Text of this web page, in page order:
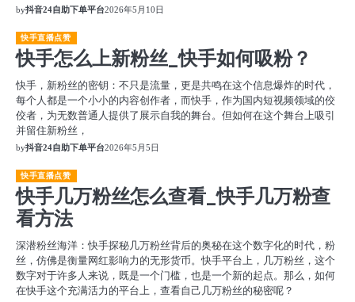
by抖音24自助下单平台2026年5月10日
快手直播点赞
快手怎么上新粉丝_快手如何吸粉？
快手，新粉丝的密钥：不只是流量，更是共鸣在这个信息爆炸的时代，
每个人都是一个小小的内容创作者，而快手，作为国内短视频领域的佼
佼者，为无数普通人提供了展示自我的舞台。但如何在这个舞台上吸引
并留住新粉丝，
by抖音24自助下单平台2026年5月5日
快手直播点赞
快手几万粉丝怎么查看_快手几万粉查
看方法
深潜粉丝海洋：快手探秘几万粉丝背后的奥秘在这个数字化的时代，粉
丝，仿佛是衡量网红影响力的无形货币。快手平台上，几万粉丝，这个
数字对于许多人来说，既是一个门槛，也是一个新的起点。那么，如何
在快手这个充满活力的平台上，查看自己几万粉丝的秘密呢？